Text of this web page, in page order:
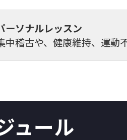
ーソナルレッスン
中稽古や、健康維持、運動
ュール